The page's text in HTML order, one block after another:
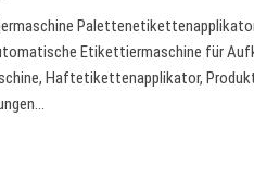
Etikettiermaschine für
Haftetikettenapplikator,